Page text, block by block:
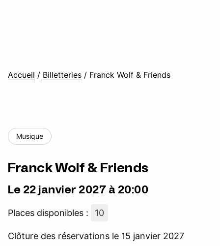
Accueil / Billetteries / Franck Wolf & Friends
Musique
Franck Wolf & Friends
Le 22 janvier 2027 à 20:00
Places disponibles : 10
Clôture des réservations le 15 janvier 2027